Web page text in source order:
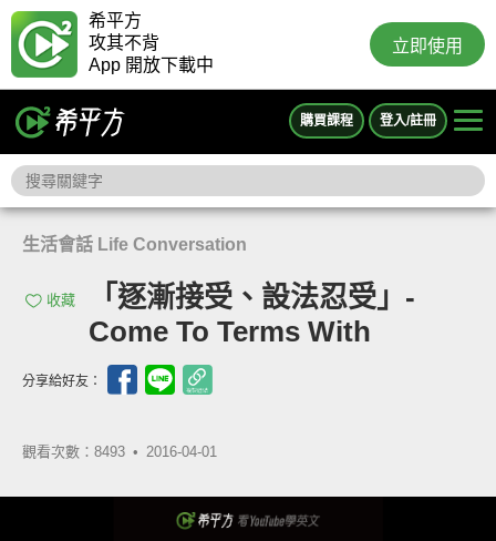
希平方
攻其不背
App 開放下載中
立即使用
購買課程 登入/註冊
生活會話 Life Conversation
收藏
「逐漸接受、設法忍受」-
Come To Terms With
分享給好友：
觀看次數：8493 • 2016-04-01